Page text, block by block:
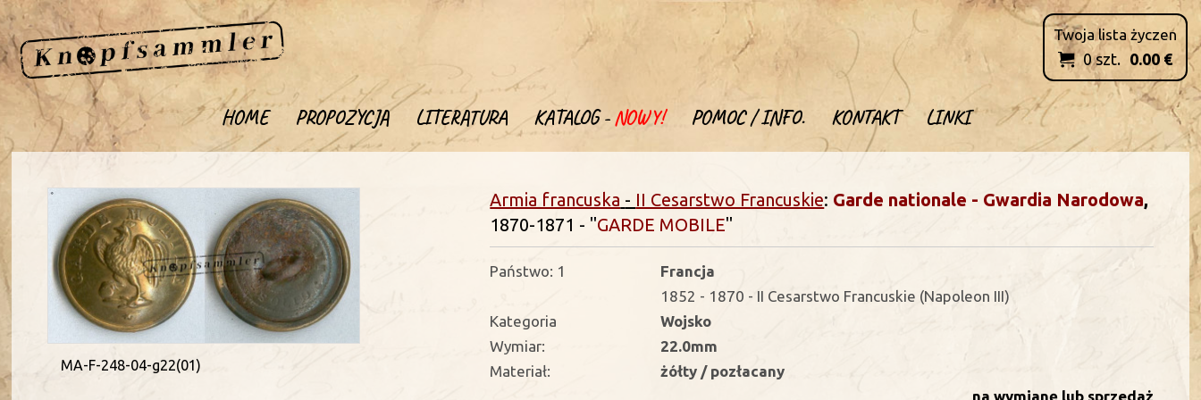
HOME PROPOZYCJA LITERATURA KATALOG -NOWY! POMOC / INFO. KONTAKT LINKI
Twoja lista życzen
 0szt. 0.00 €
MA-F-248-04-g22(01)
Armia francuska - II Cesarstwo Francuskie: Garde nationale - Gwardia Narodowa,
1870-1871 - "GARDE MOBILE"
Państwo: 1
Francja
1852 - 1870 - II Cesarstwo Francuskie (Napoleon III)
Kategoria
Wojsko
Wymiar:
22.0mm
Materiał:
żółty / pozłacany
na wymianę lub sprzedaż